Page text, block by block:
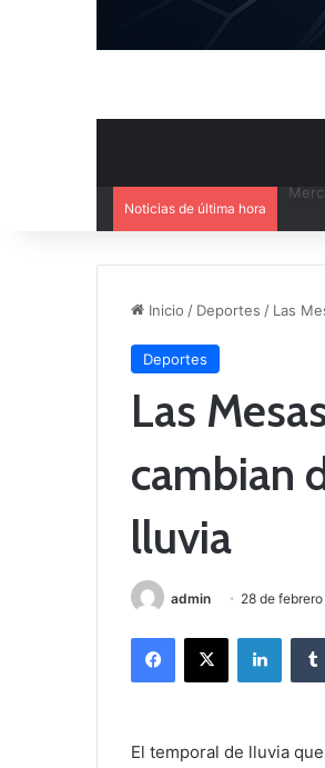
Noticias de última hora
Inicio / Deportes / Las
Deportes
Las
cambian
lluvia
admin 28 de
El temporal de lluvia